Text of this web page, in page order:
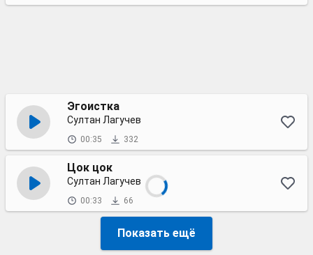
Эгоистка
Султан Лагучев
00:35 332
Цок цок
Султан Лагучев
00:33 66
Показать ещё